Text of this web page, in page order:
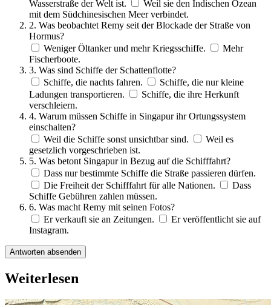
Wasserstraße der Welt ist.
Weil sie den Indischen Ozean
mit dem Südchinesischen Meer verbindet.
2. Was beobachtet Remy seit der Blockade der Straße von
Hormus?
Weniger Öltanker und mehr Kriegsschiffe.
Mehr
Fischerboote.
3. Was sind Schiffe der Schattenflotte?
Schiffe, die nachts fahren.
Schiffe, die nur kleine
Ladungen transportieren.
Schiffe, die ihre Herkunft
verschleiern.
4. Warum müssen Schiffe in Singapur ihr Ortungssystem
einschalten?
Weil die Schiffe sonst unsichtbar sind.
Weil es
gesetzlich vorgeschrieben ist.
5. Was betont Singapur in Bezug auf die Schifffahrt?
Dass nur bestimmte Schiffe die Straße passieren dürfen.
Die Freiheit der Schifffahrt für alle Nationen.
Dass
Schiffe Gebühren zahlen müssen.
6. Was macht Remy mit seinen Fotos?
Er verkauft sie an Zeitungen.
Er veröffentlicht sie auf
Instagram.
Antworten absenden
Weiterlesen